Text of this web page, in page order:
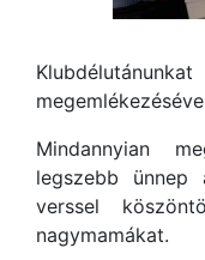
Mindannyian
legszebb
verssel
nagymamákat.